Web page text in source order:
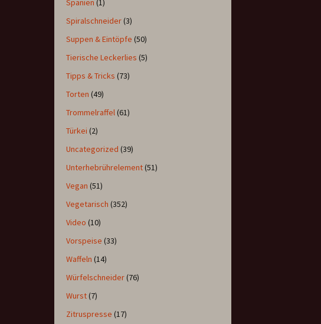
Spanien (1)
Spiralschneider(3)
Suppen & Eintöpfe (50)
Tierische Leckerlies (5)
Tipps & Tricks (73)
Torten (49)
Trommelraffel(61)
Türkei (2)
Uncategorized (39)
Unterhebrührelement(51)
Vegan (51)
Vegetarisch (352)
Video (10)
Vorspeise (33)
Waffeln (14)
Würfelschneider(76)
Wurst(7)
Zitruspresse (17)